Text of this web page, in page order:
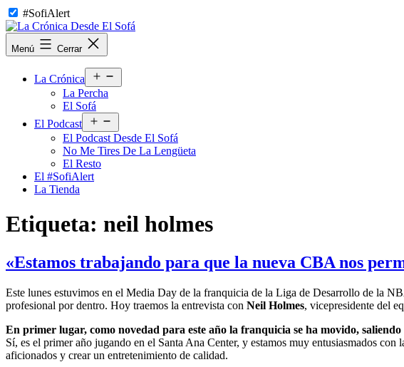
Saltar
al
contenido
#SofiAlert
La
Crónica
Menú Cerrar
La Crónica
el
La Percha
El Sofá
El Podcast
el
menú
El Podcast Desde El Sofá
No Me Tires De La Lengüeta
El Resto
El #SofiAlert
La Tienda
Etiqueta: neil holmes
«Estamos trabajando para que la nueva CBA nos
Este lunes estuvimos en el Media Day de la franquicia de la Liga de Desarrollo de la
profesional por dentro. Hoy traemos la entrevista con Neil Holmes, vicepresidente del
En primer lugar, como novedad para este año la franquicia se ha movido,
Sí, es el primer año jugando en el Santa Ana Center, y estamos muy entusiasmados
aficionados y crear un entretenimiento de calidad.